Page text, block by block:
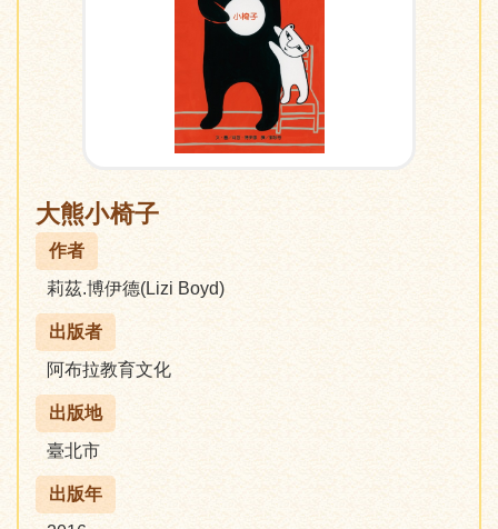
大熊小椅子
作者
莉茲.博伊德(Lizi Boyd)
出版者
阿布拉教育文化
出版地
臺北市
出版年